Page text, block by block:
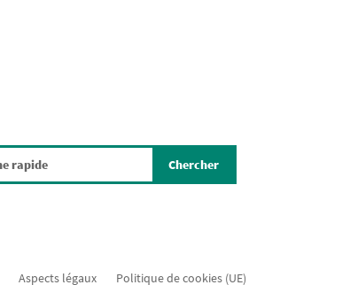
Aspects légaux Politique de cookies (UE)